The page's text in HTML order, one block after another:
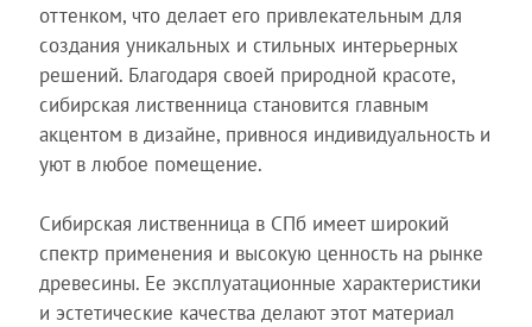
оттенком, что делает его привлекательным для
создания уникальных и стильных интерьерных
решений. Благодаря своей природной красоте,
сибирская лиственница становится главным
акцентом в дизайне, привнося индивидуальность и
уют в любое помещение.
Сибирская лиственница в СПб имеет широкий
спектр применения и высокую ценность на рынке
древесины. Ее эксплуатационные характеристики
и эстетические качества делают этот материал